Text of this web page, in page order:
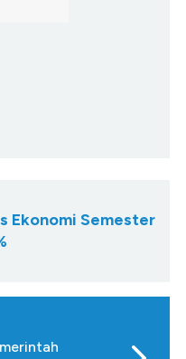
Ekonomi Semester